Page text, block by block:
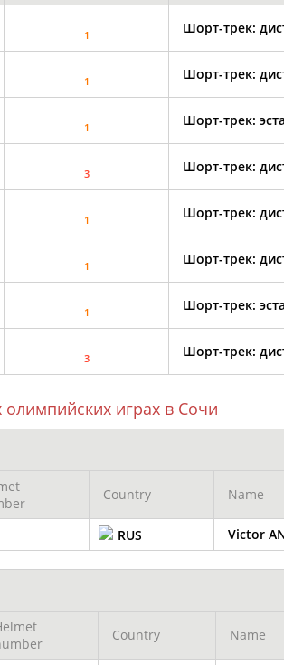
1 Шорт-трек:
1 Шорт-трек:
1 Шорт-трек:
3 Шорт-трек:
1 Шорт-трек:
1 Шорт-трек:
1 Шорт-трек:
3 Шорт-трек:
олимпийских играх в Сочи
Country Name
RUS Victor
Country Name